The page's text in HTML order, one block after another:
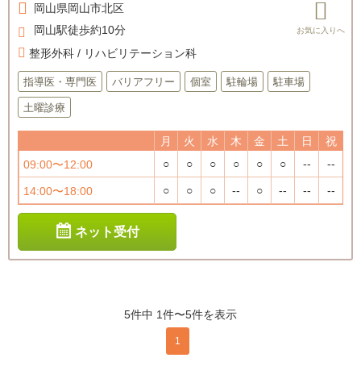
岡山県岡山市北区
岡山駅徒歩約10分
整形外科 / リハビリテーション科
指導医・専門医 バリアフリー 個室 駐輪場 駐車場
土曜診療
月 火 水 木 金 土 日
祝
09:00〜12:00
○ ○ ○ ○ ○ ○ -- --
14:00〜18:00 ○ ○ ○ -- ○ -- -- --
ネット受付
5件中 1件〜5件を表示
1